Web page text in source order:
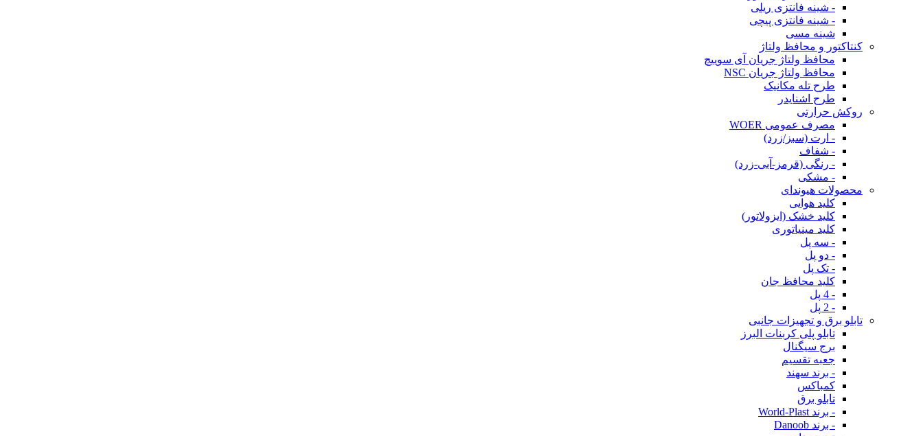
- شینه فانتزی ریلی
- شینه فانتزی پیچی
شینه مسی
کنتاکتور و محافظ ولتاژ
محافظ ولتاژ جریان آی سوییچ
محافظ ولتاژ جریان NSC
طرح تله مکانیک
طرح اشنایدر
روکش حرارتی
مصرف عمومی WOER
- ارت (سبز/زرد)
- شفاف
- رنگی (قرمز-آبی-زرد)
- مشکی
محصولات هیوندای
کلید هوایی
کلید خشک (ایزولاتور)
کلید مینیاتوری
- سه پل
- دو پل
- تک پل
کلید محافظ جان
- 4 پل
- 2 پل
تابلو برق و تجهیزات جانبی
تابلو پلی کربنات البرز
برج سیگنال
جعبه تقسیم
- برند سهند
کمباکس
تابلو برق
- برند World-Plast
- برند Danoob